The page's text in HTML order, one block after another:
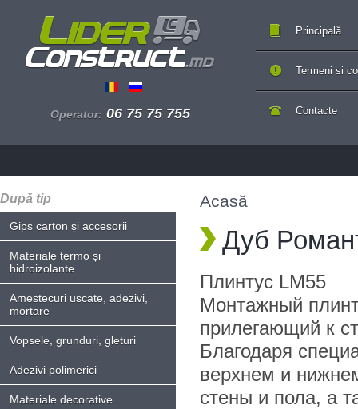
Operator: 06 75 75 755
Principală
Contacte
Termeni si
După tip
Gips carton și accesorii
Materiale termo și
hidroizolante
Amestecuri uscate, adezivi,
mortare
Vopsele, grunduri, gleturi
Adezivi polimerici
Materiale decorative
Acasă
Дуб
Плинтус LM55
Монтажный
прилегающий к
Благодаря
верхнем и
стены и пола, а